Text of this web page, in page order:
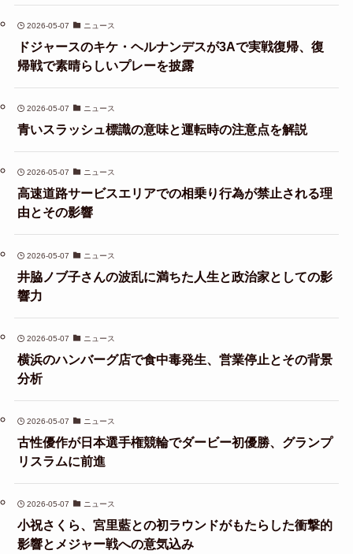
2026-05-07 ニュース
ドジャースのキケ・ヘルナンデスが3Aで実戦復帰、復
帰戦で素晴らしいプレーを披露
2026-05-07 ニュース
青いスラッシュ標識の意味と運転時の注意点を解説
2026-05-07 ニュース
高速道路サービスエリアでの相乗り行為が禁止される理
由とその影響
2026-05-07 ニュース
井脇ノブ子さんの波乱に満ちた人生と政治家としての影
響力
2026-05-07 ニュース
横浜のハンバーグ店で食中毒発生、営業停止とその背景
分析
2026-05-07 ニュース
古性優作が日本選手権競輪でダービー初優勝、グランプ
リスラムに前進
2026-05-07 ニュース
小祝さくら、宮里藍との初ラウンドがもたらした衝撃的
影響とメジャー戦への意気込み